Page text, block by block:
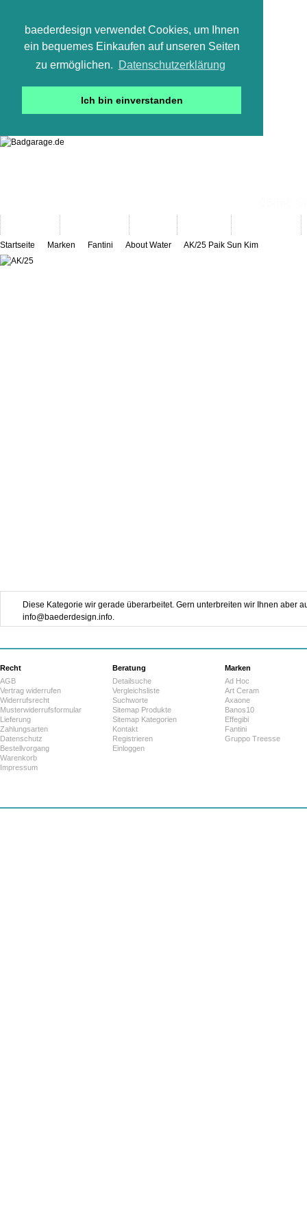
baederdesign verwendet Cookies, um Ihnen
ein bequemes Einkaufen auf unseren Seiten
zu ermöglichen.
Datenschutzerklärung
Ich bin einverstanden
Startseite Marken Fantini About Water AK/25 Paik Sun Kim
Diese Kategorie wir gerade überarbeitet. Gern unterbreiten wir Ihnen aber
info@baederdesign.info.
Recht
AGB
Vertrag widerrufen
Widerrufsrecht
Musterwiderrufsformular
Lieferung
Zahlungsarten
Datenschutz
Bestellvorgang
Warenkorb
Impressum
Beratung
Detailsuche
Vergleichsliste
Suchworte
Sitemap Produkte
Sitemap Kategorien
Kontakt
Registrieren
Einloggen
Marken
Ad Hoc
Art Ceram
Axaone
Banos10
Effegibi
Fantini
Gruppo Treesse